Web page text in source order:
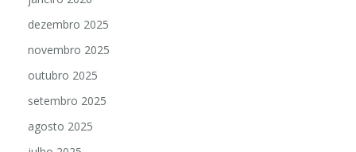
dezembro 2025
novembro 2025
outubro 2025
setembro 2025
agosto 2025